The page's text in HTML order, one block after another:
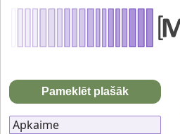
Pameklēt plašāk
Apkaime